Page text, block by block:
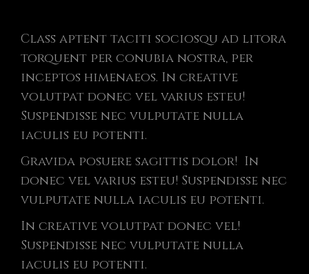
Class aptent taciti sociosqu ad litora
torquent per conubia nostra, per
inceptos himenaeos. In creative
volutpat donec vel varius esteu!
Suspendisse nec vulputate nulla
iaculis eu potenti.
Gravida posuere sagittis dolor! In
donec vel varius esteu! Suspendisse nec
vulputate nulla iaculis eu potenti.
In creative volutpat donec vel!
Suspendisse nec vulputate nulla
iaculis eu potenti.